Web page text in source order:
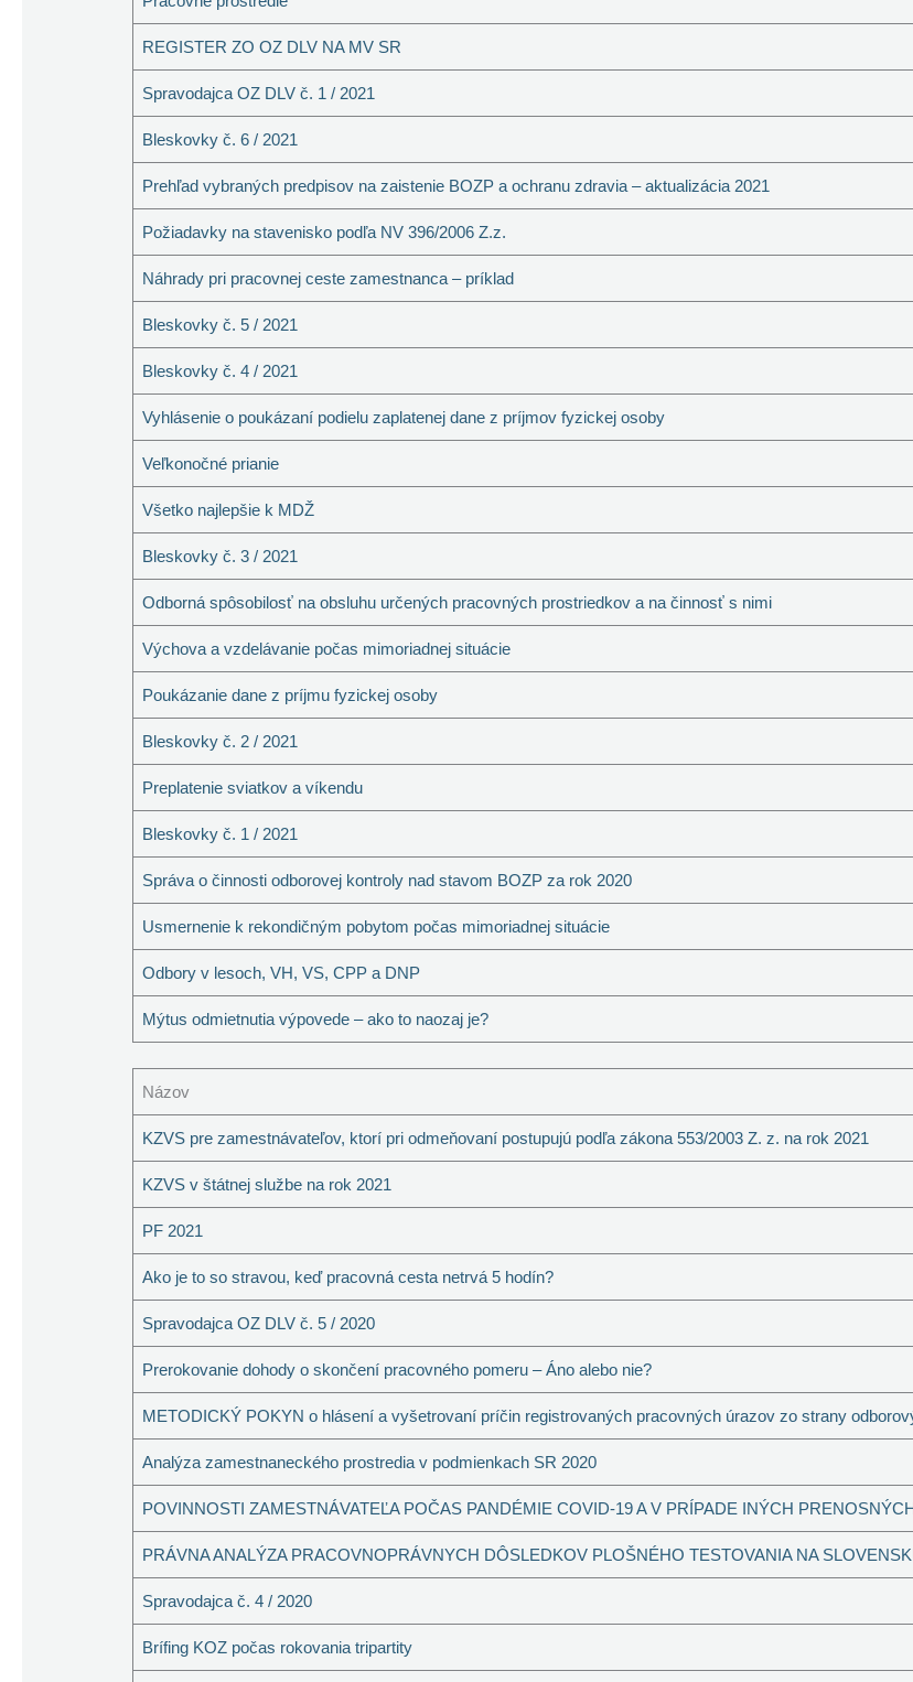
REGISTER ZO OZ DLV NA MV SR
Spravodajca OZ DLV č. 1 / 2021
Bleskovky č. 6 / 2021
Prehľad vybraných predpisov na zaistenie BOZP a ochranu zdravia – aktualizácia 2021
Požiadavky na stavenisko podľa NV 396/2006 Z.z.
Náhrady pri pracovnej ceste zamestnanca – príklad
Bleskovky č. 5 / 2021
Bleskovky č. 4 / 2021
Vyhlásenie o poukázaní podielu zaplatenej dane z príjmov fyzickej osoby
Veľkonočné prianie
Všetko najlepšie k MDŽ
Bleskovky č. 3 / 2021
Odborná spôsobilosť na obsluhu určených pracovných prostriedkov a na činnosť s nimi
Výchova a vzdelávanie počas mimoriadnej situácie
Poukázanie dane z príjmu fyzickej osoby
Bleskovky č. 2 / 2021
Preplatenie sviatkov a víkendu
Bleskovky č. 1 / 2021
Správa o činnosti odborovej kontroly nad stavom BOZP za rok 2020
Usmernenie k rekondičným pobytom počas mimoriadnej situácie
Odbory v lesoch, VH, VS, CPP a DNP
Mýtus odmietnutia výpovede – ako to naozaj je?
Názov
KZVS pre zamestnávateľov, ktorí pri odmeňovaní postupujú podľa zákona 553/2003 Z. z. na rok 2021
KZVS v štátnej službe na rok 2021
PF 2021
Ako je to so stravou, keď pracovná cesta netrvá 5 hodín?
Spravodajca OZ DLV č. 5 / 2020
Prerokovanie dohody o skončení pracovného pomeru – Áno alebo nie?
METODICKÝ POKYN o hlásení a vyšetrovaní príčin registrovaných pracovných úrazov zo strany
Analýza zamestnaneckého prostredia v podmienkach SR 2020
POVINNOSTI ZAMESTNÁVATEĽA POČAS PANDÉMIE COVID-19 A V PRÍPADE INÝCH
PRÁVNA ANALÝZA PRACOVNOPRÁVNYCH DÔSLEDKOV PLOŠNÉHO TESTOVANIA NA
Spravodajca č. 4 / 2020
Brífing KOZ počas rokovania tripartity